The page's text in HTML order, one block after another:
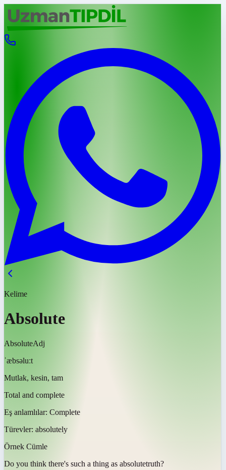
Kelime
Absolute
AbsoluteAdj
ˈæbsəluːt
Mutlak, kesin, tam
Total and complete
Eş anlamlılar: Complete
Türevler: absolutely
Örnek Cümle
Do you think there's such a thing as absolutetruth?